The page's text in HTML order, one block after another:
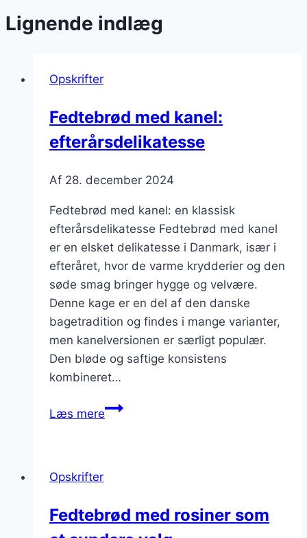
Lignende indlæg
Opskrifter
Fedtebrød med kanel:
efterårsdelikatesse
Af 28. december 2024
Fedtebrød med kanel: en klassisk
efterårsdelikatesse Fedtebrød med kanel
er en elsket delikatesse i Danmark, især i
efteråret, hvor de varme krydderier og den
søde smag bringer hygge og velvære.
Denne kage er en del af den danske
bagetradition og findes i mange varianter,
men kanelversionen er særligt populær.
Den bløde og saftige konsistens
kombineret…
Læs mereFedtebrød
Opskrifter
Fedtebrød med rosiner som